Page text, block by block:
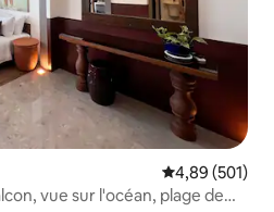
Note
4,89 (501)
vue sur l'océan, plage de